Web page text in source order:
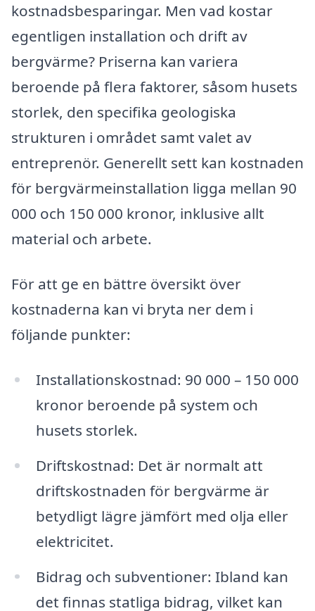
kostnadsbesparingar. Men vad kostar
egentligen installation och drift av
bergvärme? Priserna kan variera
beroende på flera faktorer, såsom husets
storlek, den specifika geologiska
strukturen i området samt valet av
entreprenör. Generellt sett kan kostnaden
för bergvärmeinstallation ligga mellan 90
000 och 150 000 kronor, inklusive allt
material och arbete.
För att ge en bättre översikt över
kostnaderna kan vi bryta ner dem i
följande punkter:
Installationskostnad: 90 000 – 150 000
kronor beroende på system och
husets storlek.
Driftskostnad: Det är normalt att
driftskostnaden för bergvärme är
betydligt lägre jämfört med olja eller
elektricitet.
Bidrag och subventioner: Ibland kan
det finnas statliga bidrag, vilket kan